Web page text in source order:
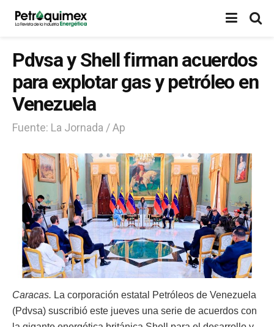
Pdvsa y Shell firman acuerdos
para explotar gas y petróleo en
Venezuela
Fuente: La Jornada / Ap
Caracas. La corporación estatal Petróleos de Venezuela
(Pdvsa) suscribió este jueves una serie de acuerdos con